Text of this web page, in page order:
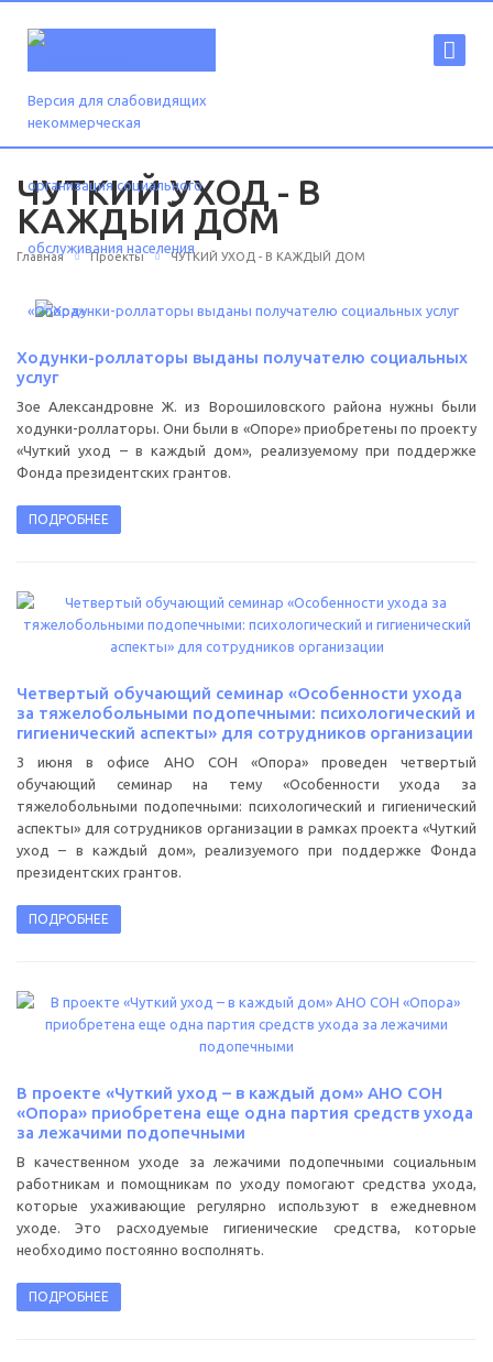
Версия для слабовидящих
ЧУТКИЙ УХОД - В
КАЖДЫЙ ДОМ
Главная Проекты ЧУТКИЙ УХОД - В КАЖДЫЙ ДОМ
Ходунки-роллаторы выданы получателю социальных
услуг
Зое Александровне Ж. из Ворошиловского района нужны были
ходунки-роллаторы. Они были в «Опоре» приобретены по проекту
«Чуткий уход – в каждый дом», реализуемому при поддержке
Фонда президентских грантов.
ПОДРОБНЕЕ
Четвертый обучающий семинар «Особенности ухода
за тяжелобольными подопечными: психологический и
гигиенический аспекты» для сотрудников организации
3 июня в офисе АНО СОН «Опора» проведен четвертый
обучающий семинар на тему «Особенности ухода за
тяжелобольными подопечными: психологический и гигиенический
аспекты» для сотрудников организации в рамках проекта «Чуткий
уход – в каждый дом», реализуемого при поддержке Фонда
президентских грантов.
ПОДРОБНЕЕ
В проекте «Чуткий уход – в каждый дом» АНО СОН
«Опора» приобретена еще одна партия средств ухода
за лежачими подопечными
В качественном уходе за лежачими подопечными социальным
работникам и помощникам по уходу помогают средства ухода,
которые ухаживающие регулярно используют в ежедневном
уходе. Это расходуемые гигиенические средства, которые
необходимо постоянно восполнять.
ПОДРОБНЕЕ